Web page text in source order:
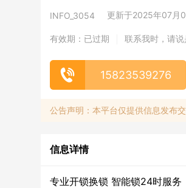
INFO_3054 更新于2025年07月
有效期：已过期 联系我时，请说
15823539276
公告声明：本平台仅提供信息发布
信息详情
专业开锁换锁 智能锁24时服务